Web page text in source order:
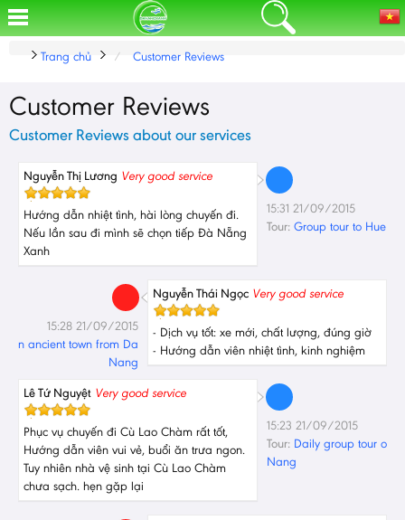
Trang chủ Customer Reviews
Customer Reviews
Customer Reviews about our services
Nguyễn Thị Lương Very good service
Hướng dẫn nhiệt tình, hài lòng chuyến đi.
Nếu lần sau đi mình sẽ chọn tiếp Đà Nẵng
Xanh
15:31 21/09/2015
Tour: Group tour to Hue
Nguyễn Thái Ngọc Very good service
- Dịch vụ tốt: xe mới, chất lượng, đúng giờ
- Hướng dẫn viên nhiệt tình, kinh nghiệm
15:28 21/09/2015
An ancient town from Da
Nang
Lê Tứ Nguyệt Very good service
Phục vụ chuyến đi Cù Lao Chàm rất tốt,
Hướng dẫn viên vui vẻ, buổi ăn trưa ngon.
Tuy nhiên nhà vệ sinh tại Cù Lao Chàm
chưa sạch. hẹn gặp lại
15:23 21/09/2015
Tour: Daily group tour of
Nang